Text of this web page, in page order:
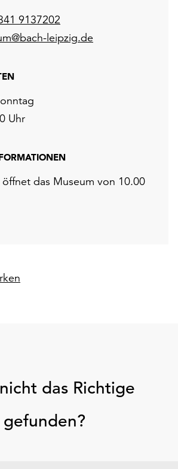
9137202
leipzig.de
Uhr
das Museum von 10.00
merken
das Richtige
gefunden?